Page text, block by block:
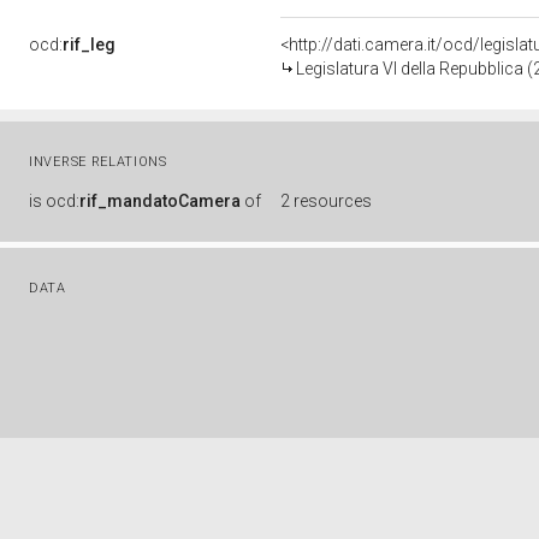
ocd:rif_leg
<http://dati.camera.it/ocd/
Legislatura VI della Repubblica
INVERSE RELATIONS
is ocd:rif_mandatoCamera of 2 resources
DATA